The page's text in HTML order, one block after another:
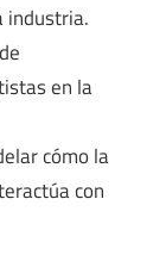
industria.
en la
cómo la
con